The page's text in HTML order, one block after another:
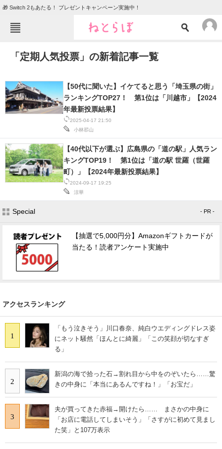
🎁 Switch 2もあたる！ プレゼントキャンペーン実施中！
TOP ニュース
グルメ 地域
住まい
会員記事
メディア
スマホと通信の最新トレンド
進化するPCとデバイスの未来
好きが集まる 比べて選べる
ビジネスと働き方のヒント
AI活用のいまが分かる
企業ITのトレンドを詳説
経営リーダーのコミュニティ
マーケ×ITの今がよく分かる
ITエンジニア向け専門サイト
企業向けIT製品の総合サイト
「定期人気投票」の新着記事一覧
2025-04-17 21:50
小林翆山
【50代に聞いた】イケてると思う「埼玉県の街」
ランキングTOP27！ 第1位は「川越市」【2024
年最新投票結果】
2024-09-17 19:25
涼華
【40代以下が選ぶ】広島県の「道の駅」人気ラン
キングTOP19！ 第1位は「道の駅 世羅（世羅
町）」【2024年最新投票結果】
Special - PR -
【抽選で5,000円分】Amazonギフトカードが
当たる！読者アンケート実施中
アクセスランキング
1
「もう泣きそう」川口春奈、純白ウエディングドレス姿
にネット騒然「ほんとに綺麗」「この笑顔が切なすぎ
る」
2
新潟の海で拾った石→割れ目から中をのぞいたら……驚
きの中身に「本当にあるんですね！」「お宝だ」
3
夫が買ってきた赤福→開けたら…… まさかの中身に
「お店に電話してしまいそう」「さすがに初めて見まし
た笑」と107万表示